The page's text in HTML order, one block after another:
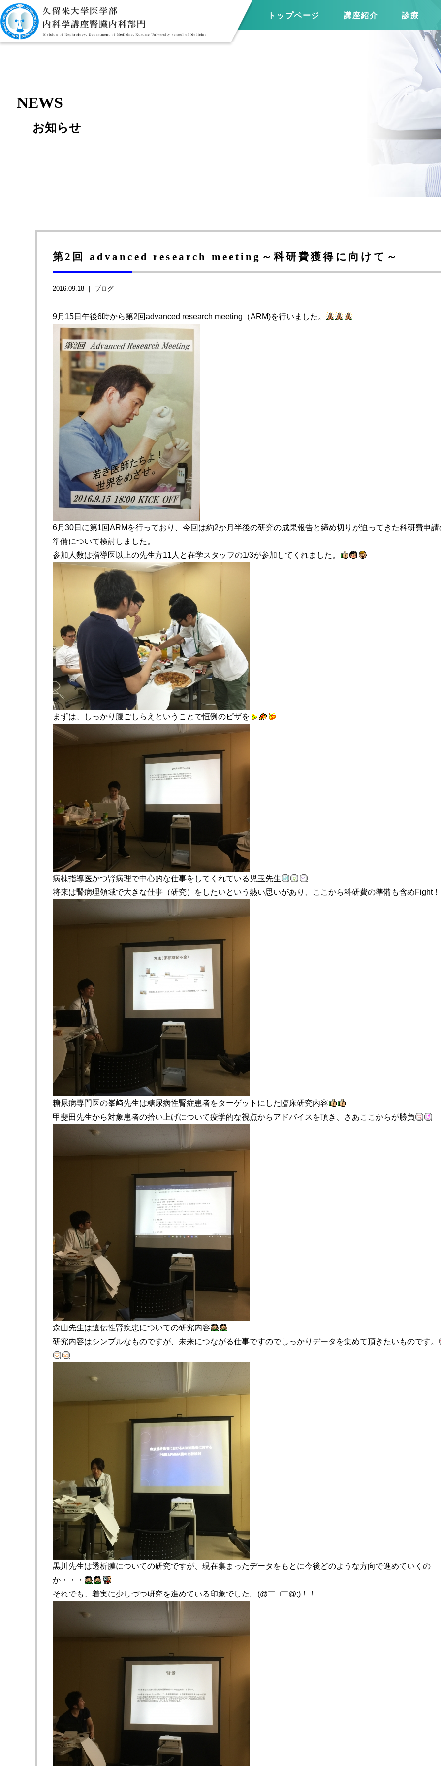
トップページ 講座紹介 診療
NEWS
お知らせ
第2回 advanced research meeting～科研費獲得に向けて～
2016.09.18 ｜ ブログ
9月15日午後6時から第2回advanced research meeting（ARM)を行いました。
6月30日に第1回ARMを行っており、今回は約2か月半後の研究の成果報告と締め切りが迫ってきた科研費申請
準備について検討しました。
参加人数は指導医以上の先生方11人と在学スタッフの1/3が参加してくれました。
まずは、しっかり腹ごしらえということで恒例のピザを
病棟指導医かつ腎病理で中心的な仕事をしてくれている児玉先生
将来は腎病理領域で大きな仕事（研究）をしたいという熱い思いがあり、ここから科研費の準備も含めFight
糖尿病専門医の峯﨑先生は糖尿病性腎症患者をターゲットにした臨床研究内容
甲斐田先生から対象患者の拾い上げについて疫学的な視点からアドバイスを頂き、さあここからが勝負
森山先生は遺伝性腎疾患についての研究内容
研究内容はシンプルなものですが、未来につながる仕事ですのでしっかりデータを集めて頂きたいものです。
黒川先生は透析膜についての研究ですが、現在集まったデータをもとに今後どのような方向で進めていくの
か・・・
それでも、着実に少しづつ研究を進めている印象でした。(@￣□￣@;)！！